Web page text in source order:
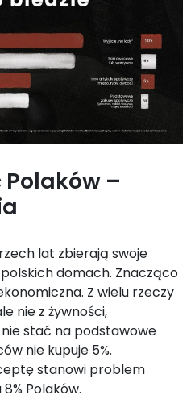
–
lat zbierają swoje
domach. Znacząco
Z wielu rzeczy
nie z żywności,
stać na podstawowe
nie kupuje 5%.
stanowi problem
Polaków.